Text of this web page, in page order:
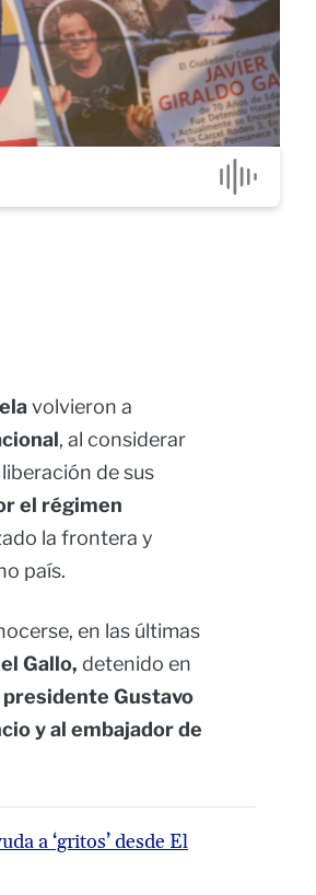
volvieron a
, al considerar
de sus
el régimen
la frontera y
país.
en las últimas
Gallo, detenido en
presidente Gustavo
y al embajador de
a ‘gritos’ desde El